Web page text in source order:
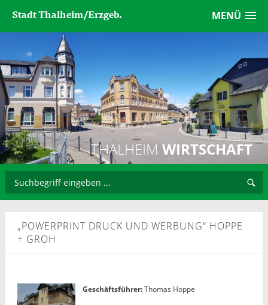
MENÜ
Stadt Thalheim/Erzgeb.
THALHEIM WIRTSCHAFT
„POWERPRINT DRUCK UND WERBUNG“ HOPPE
+ GROH
Geschäftsführer:Thomas Hoppe